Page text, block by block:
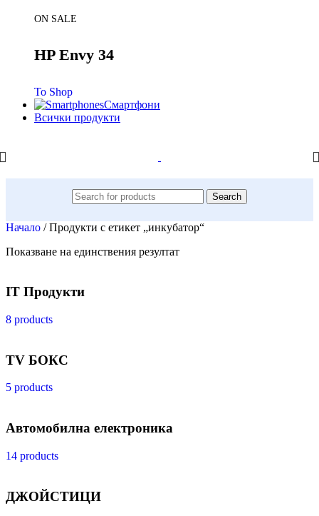
ON SALE
HP Envy 34
To Shop
Смартфони
Всички продукти
Search
Начало / Продукти с етикет „инкубатор“
Показване на единствения резултат
IT Продукти
8 products
TV БОКС
5 products
Автомобилна електроника
14 products
ДЖОЙСТИЦИ